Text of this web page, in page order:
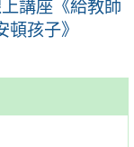
講座《給教師
孩子》